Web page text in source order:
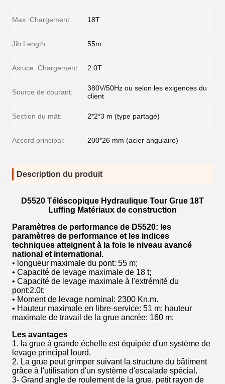
Max. Chargement: 18T
Jib Length: 55m
Astuce. Chargement.: 2.0T
Source de courant:
380V/50Hz ou selon les exigences du
client
Section du mât: 2*2*3 m (type partagé)
Accord principal: 200*26 mm (acier angulaire)
Description du produit
D5520 Téléscopique Hydraulique Tour Grue 18T
Luffing Matériaux de construction
Paramètres de performance de D5520: les
paramètres de performance et les indices
techniques atteignent à la fois le niveau avancé
national et international.
• longueur maximale du pont: 55 m;
• Capacité de levage maximale de 18 t;
• Capacité de levage maximale à l'extrémité du
pont:2.0t;
• Moment de levage nominal: 2300 Kn.m.
• Hauteur maximale en libre-service: 51 m; hauteur
maximale de travail de la grue ancrée: 160 m;
Les avantages
1. la grue à grande échelle est équipée d'un système de
levage principal lourd.
2. La grue peut grimper suivant la structure du bâtiment
grâce à l'utilisation d'un système d'escalade spécial.
3- Grand angle de roulement de la grue, petit rayon de